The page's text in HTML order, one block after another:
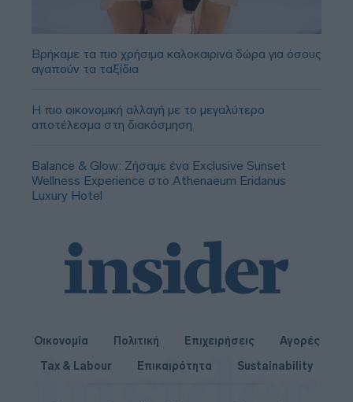
Βρήκαμε τα πιο χρήσιμα καλοκαιρινά δώρα για όσους
αγαπούν τα ταξίδια
Η πιο οικονομική αλλαγή με το μεγαλύτερο
αποτέλεσμα στη διακόσμηση
Balance & Glow: Ζήσαμε ένα Exclusive Sunset
Wellness Experience στο Athenaeum Eridanus
Luxury Hotel
Οικονομία Πολιτική Επιχειρήσεις
Αγορές
Tax & Labour
Επικαιρότητα Sustainability